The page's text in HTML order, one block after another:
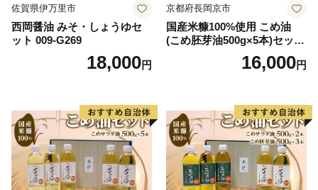
【諸塚村のおすすめ返礼品】
▼噛むほど旨い！宮崎県が誇るブランド地鶏「みやざき
▼【4大会連続内閣総理大臣賞受賞】豊かな自然が生ん
▼地元で「なば」と呼ばれ、世界で唯一FSC®の認証を
受けた乾しいたけ
▼食べ応え抜群！煮物やスープ、バター醤油をかけても
おいしい肉厚どんこ
▼栄養価高く、味・香りも濃厚なニホンミツバチの蜂蜜
佐賀県伊万里市
西岡醤油 みそ・しょうゆセ
ット 009-G269
18,000円
京都府長岡京市
国産米糠100%使用 こめ油
(こめ胚芽油500g×5本)セット
16,000円